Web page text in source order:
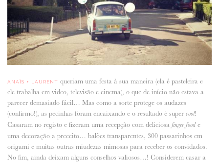
ANAÏS + LAURENT queriam uma festa à sua maneira (ela é pasteleira e
ele trabalha em video, televisão e cinema), o que de início não estava a
parecer demasiado fácil… Mas como a sorte protege os audazes
(confirmo!), as pecinhas foram encaixando e o resultado é super cool!
Casaram no registo e fizeram uma recepção com deliciosa finger foode
uma decoração a preceito… balões transparentes, 300 passarinhos em
origami e muitas outras miudezas mimosas para receber os convidados.
No fim, ainda deixam alguns conselhos valiosos…! Considerem casar a